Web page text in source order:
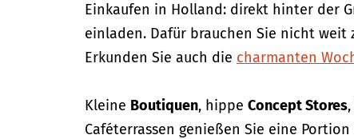
Einkaufen in Holland: direkt hinter der
einladen. Dafür brauchen Sie nicht
Erkunden Sie auch die charmanten
Kleine Boutiquen, hippe Concept Stores
Caféterrassen genießen Sie eine